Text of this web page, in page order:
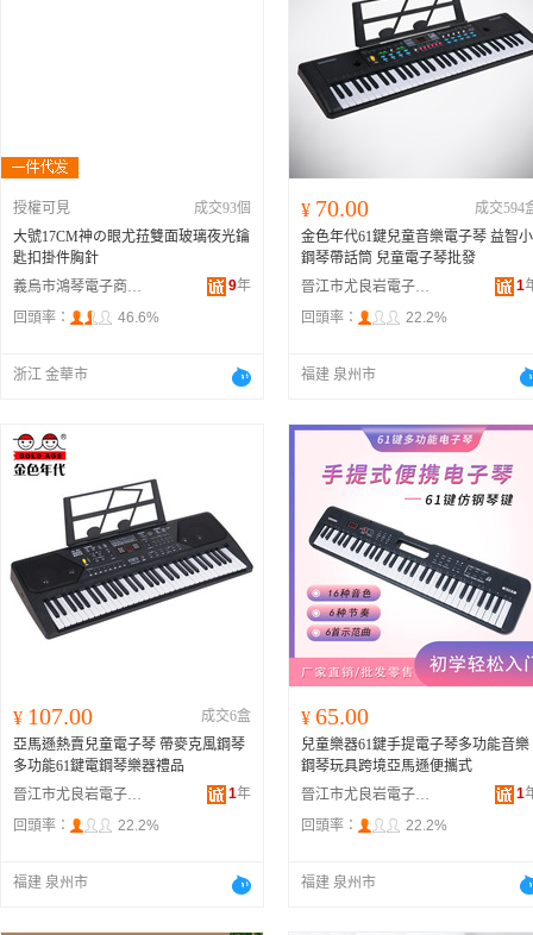
授權可見
成交93個
大號17CM神の眼尤菈雙面玻璃夜光鑰
匙扣掛件胸針
義烏市鴻琴電子商務有限公司
9年
回頭率：
46.6%
浙江 金華市
¥ 70.00
成交594
金色年代61鍵兒童音樂電子琴 益智小
鋼琴帶話筒 兒童電子琴批發
晉江市尤良岩電子商務有限公司
1
回頭率：
22.2%
福建 泉州市
¥ 107.00
成交6盒
亞馬遜熱賣兒童電子琴 帶麥克風鋼琴
多功能61鍵電鋼琴樂器禮品
晉江市尤良岩電子商務有限公司
1年
回頭率：
22.2%
福建 泉州市
¥ 65.00
兒童樂器61鍵手提電子琴多功能音樂
鋼琴玩具跨境亞馬遜便攜式
晉江市尤良岩電子商務有限公司
1
回頭率：
22.2%
福建 泉州市